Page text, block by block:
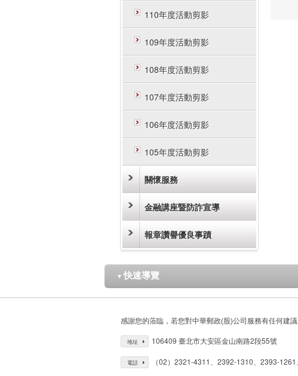
110年度活動剪影
109年度活動剪影
108年度活動剪影
107年度活動剪影
106年度活動剪影
105年度活動剪影
關懷服務
金融講座暨防詐宣導
報章讚譽優良事蹟
▼ 快速導覽
感謝您的蒞臨，若您對中華郵政(股)公司服務有任何建議
地址 106409 臺北市大安區金山南路2段55號
電話 （02）2321-4311、2392-1310、2393-